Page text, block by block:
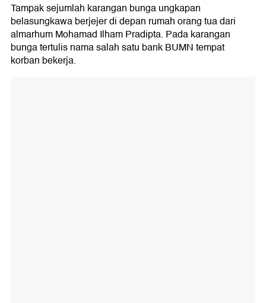
Tampak sejumlah karangan bunga ungkapan
belasungkawa berjejer di depan rumah orang tua dari
almarhum Mohamad Ilham Pradipta. Pada karangan
bunga tertulis nama salah satu bank BUMN tempat
korban bekerja.